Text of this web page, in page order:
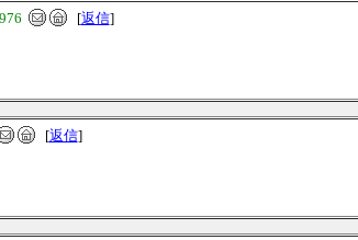
[返信]
[返信]